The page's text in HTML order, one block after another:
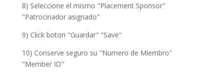
8) Seleccione el mismo "Placement Sponsor"
"Patrocinador asignado"
9) Click boton "Guardar" "Save"
10) Conserve seguro su "Numero de Miembro"
"Member ID"